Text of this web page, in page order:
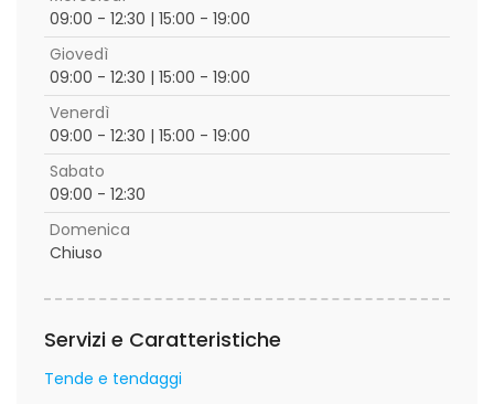
09:00 - 12:30 | 15:00 - 19:00
Giovedì
09:00 - 12:30 | 15:00 - 19:00
Venerdì
09:00 - 12:30 | 15:00 - 19:00
Sabato
09:00 - 12:30
Domenica
Chiuso
Servizi e Caratteristiche
Tende e tendaggi